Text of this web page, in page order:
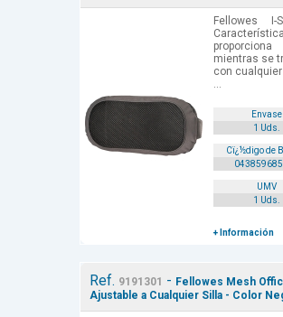
Fellowes
mientras se
con
...
Envase
1 Uds.
Cï¿½digo de
UMV
1 Uds.
+ Información
Ref. 9191301 - Fellowes Mesh
Ajustable a Cualquier Silla - Color